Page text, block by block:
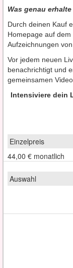
Was genau
Durch deinen Kauf
Homepage auf
Aufzeichnungen
Vor jedem neuen
benachrichtigt und
gemeinsamen
Intensiviere dein
44,00 € monatlich